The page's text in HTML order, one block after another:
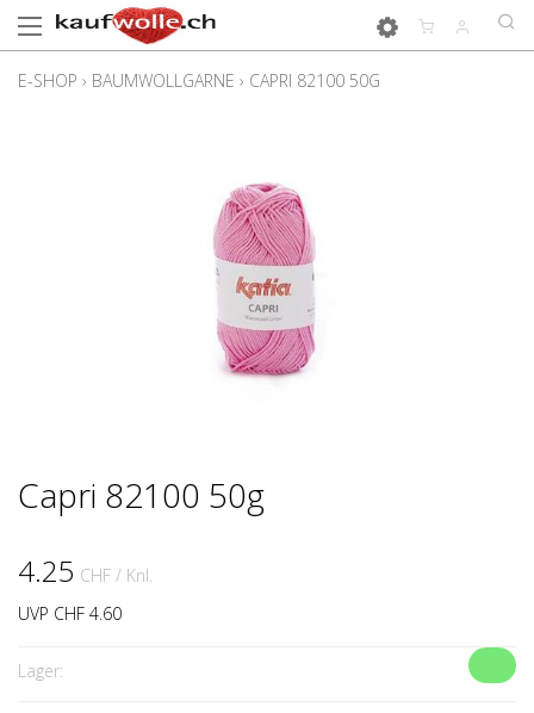
E-SHOP › BAUMWOLLGARNE › CAPRI 82100 50G
Capri 82100 50g
4.25 CHF / Knl.
UVP CHF 4.60
Lager: